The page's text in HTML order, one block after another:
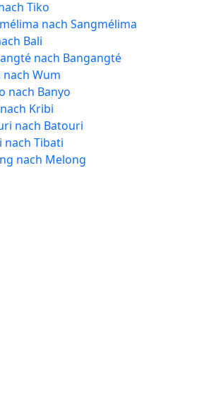
Tiko
nach Sangmélima
Bali
nach Bangangté
Wum
nach Banyo
Kribi
nach Batouri
nach Tibati
nach Melong